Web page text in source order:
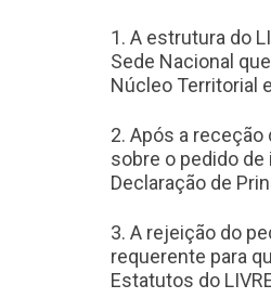
1. A estrutura do
Sede Nacional
Núcleo Territorial
2. Após a
sobre o pedido
Declaração de
3. A rejeição do
requerente para
Estatutos do